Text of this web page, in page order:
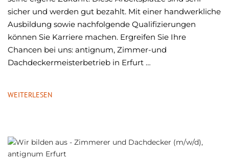
sicher und werden gut bezahlt. Mit einer handwerkliche
Ausbildung sowie nachfolgende Qualifizierungen
können Sie Karriere machen. Ergreifen Sie Ihre
Chancen bei uns: antignum, Zimmer-und
Dachdeckermeisterbetrieb in Erfurt …
WEITERLESEN